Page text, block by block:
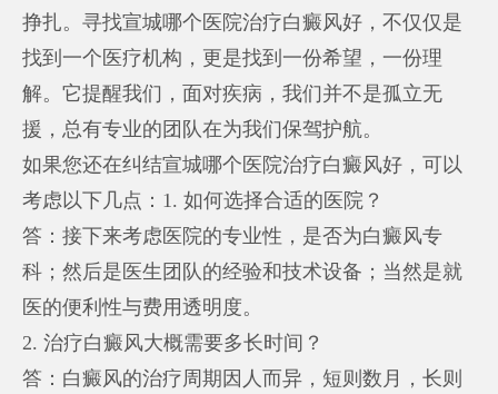
挣扎。寻找宣城哪个医院治疗白癜风好，不仅仅是
找到一个医疗机构，更是找到一份希望，一份理
解。它提醒我们，面对疾病，我们并不是孤立无
援，总有专业的团队在为我们保驾护航。
如果您还在纠结宣城哪个医院治疗白癜风好，可以
考虑以下几点：1. 如何选择合适的医院？
答：接下来考虑医院的专业性，是否为白癜风专
科；然后是医生团队的经验和技术设备；当然是就
医的便利性与费用透明度。
2. 治疗白癜风大概需要多长时间？
答：白癜风的治疗周期因人而异，短则数月，长则